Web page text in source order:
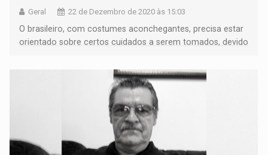
Geral 22 de Dezembro de 2020 às 15:03
O brasileiro, com costumes aconchegantes, precisa estar
orientado sobre certos cuidados a serem tomados, devido